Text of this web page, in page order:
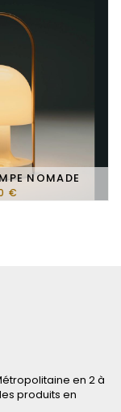
NOMADE
€
en 2 à
produits en